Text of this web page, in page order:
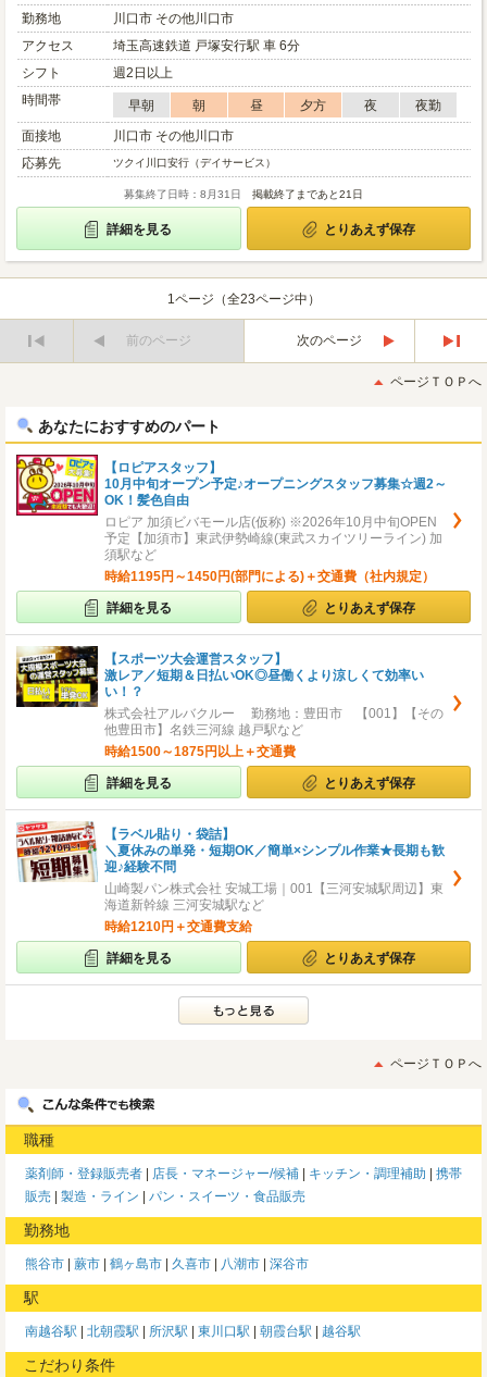
勤務地
川口市 その他川口市
アクセス
埼玉高速鉄道 戸塚安行駅 車 6分
シフト
週2日以上
時間帯
早朝 朝 昼 夕方 夜
夜勤
面接地
川口市 その他川口市
応募先
ツクイ川口安行（デイサービス）
募集終了日時：8月31日 掲載終了まであと21日
詳細を見る とりあえず保存
1ページ（全23ページ中）
前のページ
次のページ
後
ページＴＯＰへ
あなたにおすすめのパート
【ロピアスタッフ】
10月中旬オープン予定♪オープニングスタッフ募集☆週2～
OK！髪色自由
ロピア 加須ビバモール店(仮称) ※2026年10月中旬OPEN
予定【加須市】東武伊勢崎線(東武スカイツリーライン) 加
須駅など
時給1195円～1450円(部門による)＋交通費（社内規定）
詳細を見る とりあえず保存
【スポーツ大会運営スタッフ】
激レア／短期＆日払いOK◎昼働くより涼しくて効率い
い！？
株式会社アルバクルー 勤務地：豊田市 【001】【その
他豊田市】名鉄三河線 越戸駅など
時給1500～1875円以上＋交通費
詳細を見る とりあえず保存
【ラベル貼り・袋詰】
＼夏休みの単発・短期OK／簡単×シンプル作業★長期も歓
迎♪経験不問
山崎製パン株式会社 安城工場｜001【三河安城駅周辺】東
海道新幹線 三河安城駅など
時給1210円＋交通費支給
詳細を見る とりあえず保存
ページＴＯＰへ
職種
薬剤師・登録販売者 店長・マネージャー/候補 キッチン・調理補助
携帯
販売
製造・ライン パン・スイーツ・食品販売
勤務地
熊谷市 蕨市 鶴ヶ島市 久喜市 八潮市 深谷市
駅
南越谷駅 北朝霞駅 所沢駅 東川口駅 朝霞台駅 越谷駅
こだわり条件